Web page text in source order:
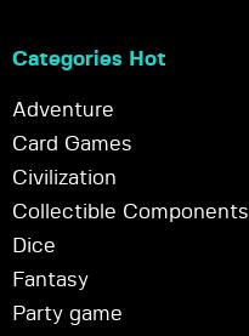
Categories Hot
Adventure
Card Games
Civilization
Collectible Components
Dice
Fantasy
Party game